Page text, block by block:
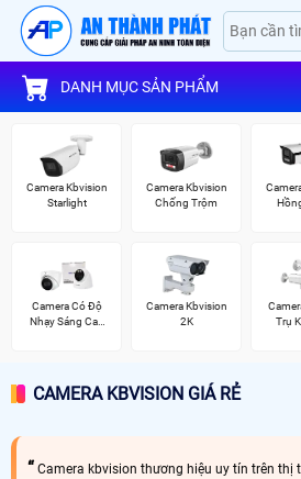
DANH MỤC SẢN PHẨM
Camera Kbvision
Starlight
Camera Kbvision
Chống Trộm
Camera Có Độ
Nhạy Sáng Cao
Camera Kbvision
2K
Trụ
CAMERA KBVISION GIÁ RẺ
Camera kbvision thương hiệu uy tín trên thị